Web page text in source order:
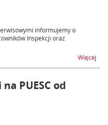
informujemy o
Inspekcji oraz
Więcej
PUESC od